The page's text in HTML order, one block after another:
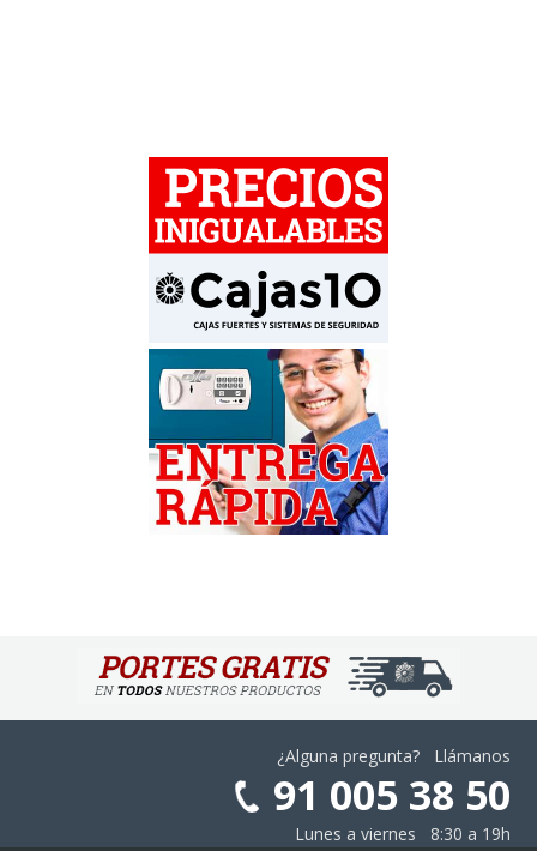
¿Alguna pregunta? Llámanos
91 005 38 50
Lunes a viernes 8:30 a 19h